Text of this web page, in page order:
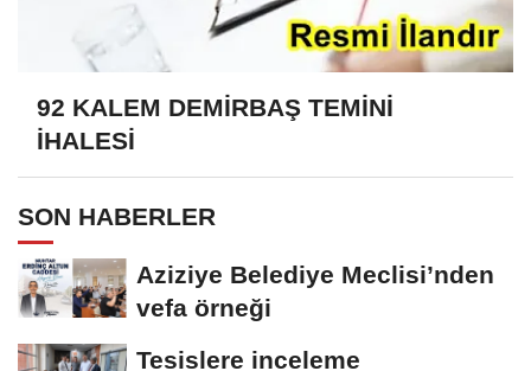
92 KALEM DEMİRBAŞ TEMİNİ
İHALESİ
SON HABERLER
Aziziye Belediye Meclisi’nden
vefa örneği
Tesislere inceleme